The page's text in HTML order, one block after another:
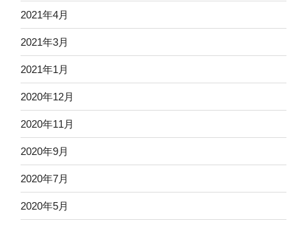
2021年4月
2021年3月
2021年1月
2020年12月
2020年11月
2020年9月
2020年7月
2020年5月